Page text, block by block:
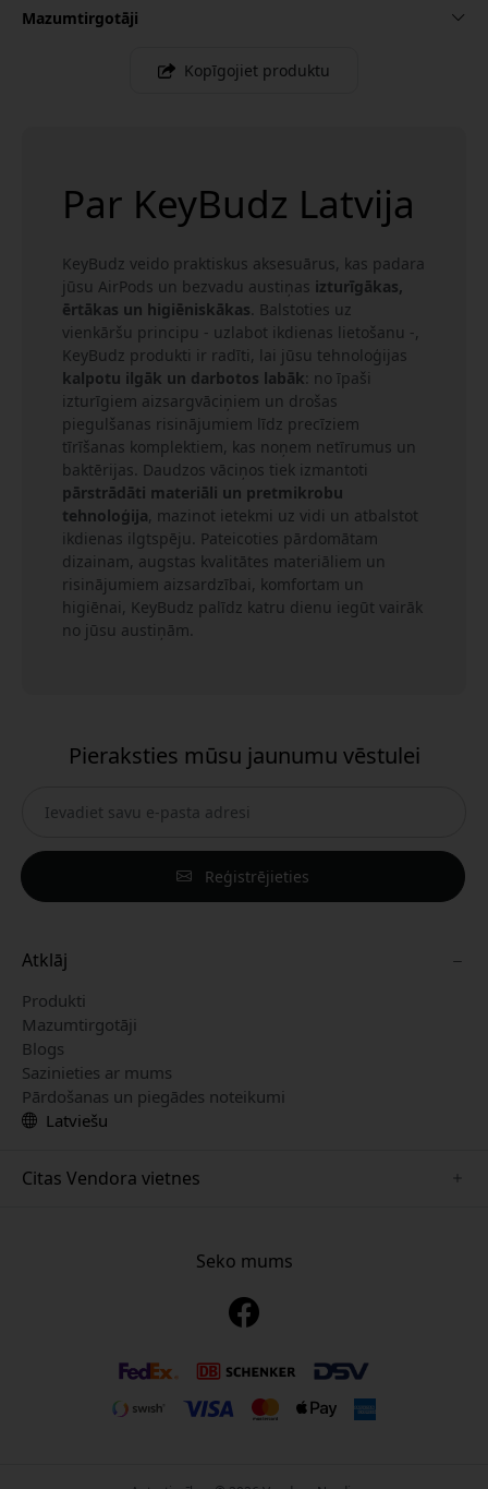
Mazumtirgotāji
Kopīgojiet produktu
Par KeyBudz Latvija
KeyBudz veido praktiskus aksesuārus, kas padara
jūsu AirPods un bezvadu austiņas izturīgākas,
ērtākas un higiēniskākas. Balstoties uz
vienkāršu principu - uzlabot ikdienas lietošanu -,
KeyBudz produkti ir radīti, lai jūsu tehnoloģijas
kalpotu ilgāk un darbotos labāk: no īpaši
izturīgiem aizsargvāciņiem un drošas
piegulšanas risinājumiem līdz precīziem
tīrīšanas komplektiem, kas noņem netīrumus un
baktērijas. Daudzos vāciņos tiek izmantoti
pārstrādāti materiāli un pretmikrobu
tehnoloģija, mazinot ietekmi uz vidi un atbalstot
ikdienas ilgtspēju. Pateicoties pārdomātam
dizainam, augstas kvalitātes materiāliem un
risinājumiem aizsardzībai, komfortam un
higiēnai, KeyBudz palīdz katru dienu iegūt vairāk
no jūsu austiņām.
Pieraksties mūsu jaunumu vēstulei
Reģistrējieties
Atklāj
Produkti
Mazumtirgotāji
Blogs
Sazinieties ar mums
Pārdošanas un piegādes noteikumi
Latviešu
Citas Vendora vietnes
www.myfirst.se
Seko mums